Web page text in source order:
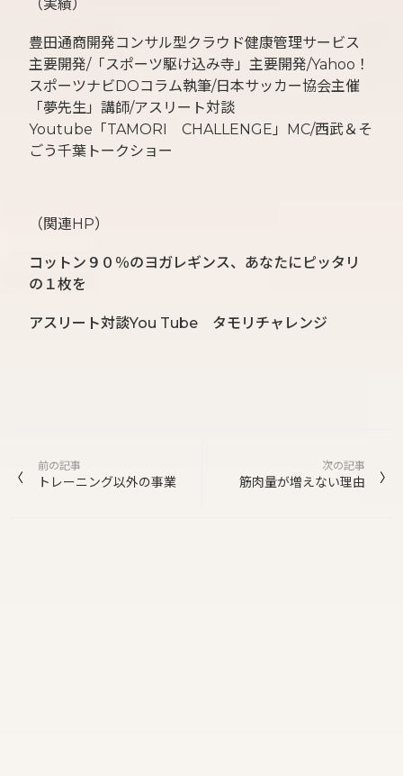
（実績）
豊田通商開発コンサル型クラウド健康管理サービス
主要開発/「スポーツ駆け込み寺」主要開発/Yahoo！
スポーツナビDOコラム執筆/日本サッカー協会主催
「夢先生」講師/アスリート対談
Youtube「TAMORI CHALLENGE」MC/西武＆そ
ごう千葉トークショー
（関連HP）
コットン９０％のヨガレギンス、あなたにピッタリ
の１枚を
アスリート対談You Tube タモリチャレンジ
稿
前の記事
トレーニング以外の事業
次の記事
筋肉量が増えない理由